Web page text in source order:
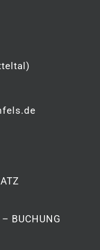
BUCHUNG